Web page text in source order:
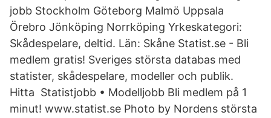
jobb Stockholm Göteborg Malmö Uppsala
Örebro Jönköping Norrköping Yrkeskategori:
Skådespelare, deltid. Län: Skåne Statist.se - Bli
medlem gratis! Sveriges största databas med
statister, skådespelare, modeller och publik.
Hitta Statistjobb • Modelljobb Bli medlem på 1
minut! www.statist.se Photo by Nordens största